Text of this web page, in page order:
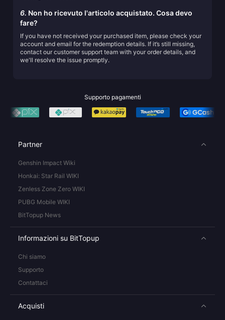
6. Non ho ricevuto l'articolo acquistato. Cosa devo
fare?
If you have not received your purchased item, please check your
account and email for the redemption details. If it’s still missing,
contact our customer support team with your order details, and
we'll resolve the issue promptly.
Supporto pagamenti
Partner
Genshin Impact Wiki
Honkai: Star Rail WIKI
Zenless Zone Zero WIKI
PUBG Mobile WIKI
BitTopup News
Informazioni su BitTopup
Chi siamo
Supporto
Contattaci
Acquisti